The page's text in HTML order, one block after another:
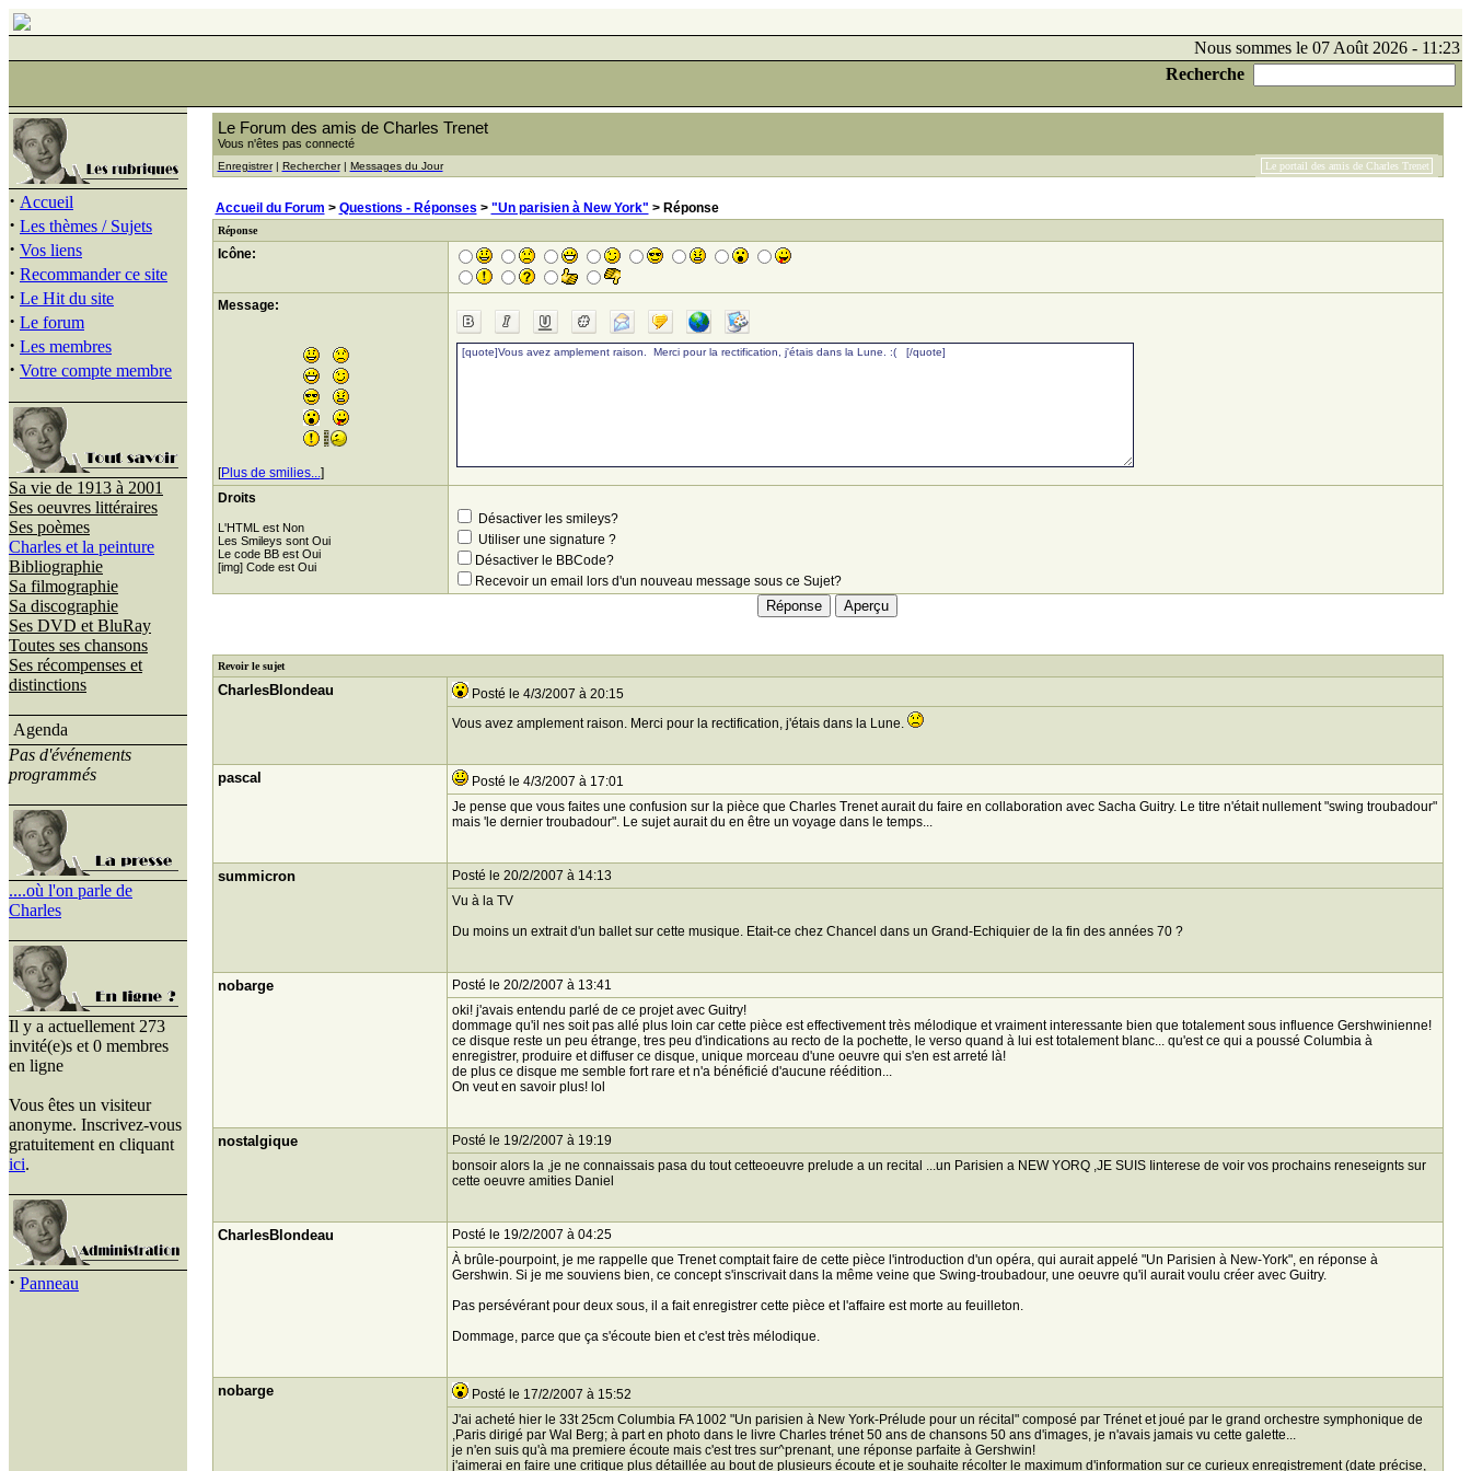
Nous sommes le 07 Août 2026 - 11:23
Recherche
· Accueil
· Les thèmes / Sujets
· Vos liens
· Recommander ce site
· Le Hit du site
· Le forum
· Les membres
· Votre compte membre
Sa vie de 1913 à 2001
Ses oeuvres littéraires
Ses poèmes
Charles et la peinture
Bibliographie
Sa filmographie
Sa discographie
Ses DVD et BluRay
Toutes ses chansons
Ses récompenses et
distinctions
Agenda
Pas d'événements
programmés
....où l'on parle de
Charles
Il y a actuellement 273
invité(e)s et 0 membres
en ligne
Vous êtes un visiteur
anonyme. Inscrivez-vous
gratuitement en cliquant
ici.
· Panneau
Le Forum des amis de Charles Trenet
Vous n'êtes pas connecté
Enregistrer| Rechercher| Messages du Jour Le portail des amis de Charles Trenet
Accueil du Forum > Questions - Réponses > "Un parisien à New York" > Réponse
Réponse
Icône:
Message:
[Plus de smilies...]
Droits
L'HTML est Non
Les Smileys sont Oui
Le code BB est Oui
[img] Code est Oui
Désactiver les smileys?
Utiliser une signature ?
Désactiver le BBCode?
Recevoir un email lors d'un nouveau message sous ce Sujet?
Revoir le sujet
CharlesBlondeau
Posté le 4/3/2007 à 20:15
Vous avez amplement raison. Merci pour la rectification, j'étais dans la Lune.
pascal
Posté le 4/3/2007 à 17:01
Je pense que vous faites une confusion sur la pièce que Charles Trenet aurait du faire en collaboration avec Sacha Guitry. Le titre n'était nullement "swing troubadour"
mais 'le dernier troubadour". Le sujet aurait du en être un voyage dans le temps...
summicron
Posté le 20/2/2007 à 14:13
Vu à la TV
Du moins un extrait d'un ballet sur cette musique. Etait-ce chez Chancel dans un Grand-Echiquier de la fin des années 70 ?
nobarge
Posté le 20/2/2007 à 13:41
oki! j'avais entendu parlé de ce projet avec Guitry!
dommage qu'il nes soit pas allé plus loin car cette pièce est effectivement très mélodique et vraiment interessante bien que totalement sous influence Gershwinienne!
ce disque reste un peu étrange, tres peu d'indications au recto de la pochette, le verso quand à lui est totalement blanc... qu'est ce qui a poussé Columbia à
enregistrer, produire et diffuser ce disque, unique morceau d'une oeuvre qui s'en est arreté là!
de plus ce disque me semble fort rare et n'a bénéficié d'aucune réédition...
On veut en savoir plus! lol
nostalgique
Posté le 19/2/2007 à 19:19
bonsoir alors la ,je ne connaissais pasa du tout cetteoeuvre prelude a un recital ...un Parisien a NEW YORQ ,JE SUIS Iinterese de voir vos prochains reneseignts sur
cette oeuvre amities Daniel
CharlesBlondeau
Posté le 19/2/2007 à 04:25
À brûle-pourpoint, je me rappelle que Trenet comptait faire de cette pièce l'introduction d'un opéra, qui aurait appelé "Un Parisien à New-York", en réponse à
Gershwin. Si je me souviens bien, ce concept s'inscrivait dans la même veine que Swing-troubadour, une oeuvre qu'il aurait voulu créer avec Guitry.
Pas persévérant pour deux sous, il a fait enregistrer cette pièce et l'affaire est morte au feuilleton.
Dommage, parce que ça s'écoute bien et c'est très mélodique.
nobarge
Posté le 17/2/2007 à 15:52
J'ai acheté hier le 33t 25cm Columbia FA 1002 "Un parisien à New York-Prélude pour un récital" composé par Trénet et joué par le grand orchestre symphonique de
,Paris dirigé par Wal Berg; à part en photo dans le livre Charles trénet 50 ans de chansons 50 ans d'images, je n'avais jamais vu cette galette...
je n'en suis qu'à ma premiere écoute mais c'est tres sur^prenant, une réponse parfaite à Gershwin!
j'aimerai en faire une critique plus détaillée au bout de plusieurs écoute et je souhaite récolter le maximum d'information sur ce curieux enregistrement (date précise,